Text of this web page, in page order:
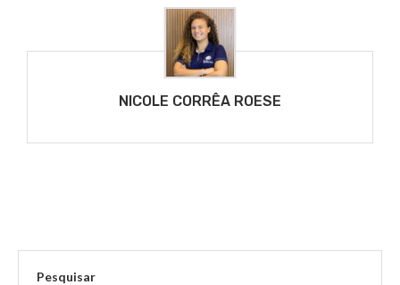
NICOLE CORRÊA ROESE
Pesquisar